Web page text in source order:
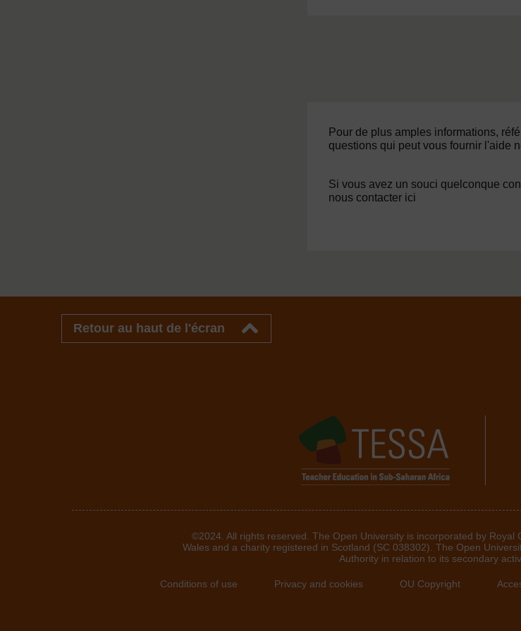
Pour de plus amples informations,
questions qui peut vous fournir l'aide
Si vous avez un souci quelconque
nous contacter ici
Retour au haut de l'écran
©2024. All rights reserved. The Open University is incorporated by
Wales and a charity registered in Scotland (SC 038302). The Open
Authority in relation to its secondary
Conditions of use Privacy and cookies OU Copyright